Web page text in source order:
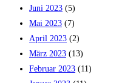
Juni 2023 (5)
Mai 2023 (7)
April 2023 (2)
März 2023 (13)
Februar 2023 (11)